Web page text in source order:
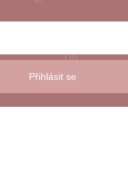
Přihlásit se